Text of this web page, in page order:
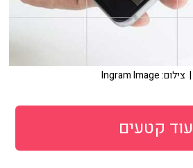
| צילום: Ingram Image
עוד קטעים